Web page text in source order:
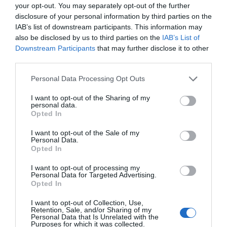
your opt-out. You may separately opt-out of the further
disclosure of your personal information by third parties on the
IAB’s list of downstream participants. This information may
also be disclosed by us to third parties on the IAB’s List of
Downstream Participants that may further disclose it to other
Personal Data Processing Opt Outs
I want to opt-out of the Sharing of my
personal data.
Opted In
I want to opt-out of the Sale of my
Personal Data.
Opted In
I want to opt-out of processing my
Personal Data for Targeted Advertising.
Opted In
I want to opt-out of Collection, Use,
Retention, Sale, and/or Sharing of my
Personal Data that Is Unrelated with the
Purposes for which it was collected.
Opinión
Enormes minucias
por Eulogio López
Nokia, Ericsson... Huawei: lo que importan
son las patentes
Eulogio López